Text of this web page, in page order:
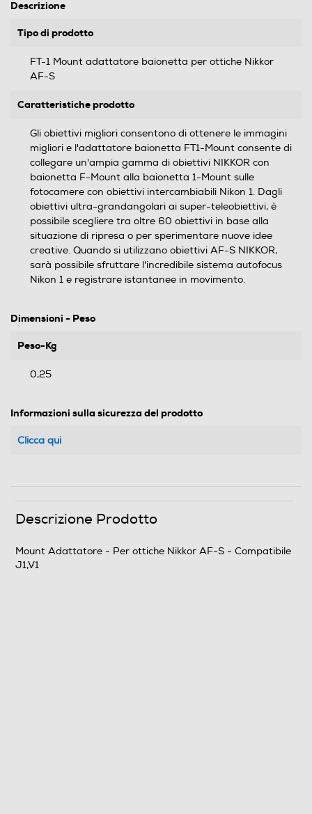
Descrizione
Tipo di prodotto
FT-1 Mount adattatore baionetta per ottiche Nikkor
AF-S
Caratteristiche prodotto
Gli obiettivi migliori consentono di ottenere le immagini
migliori e l'adattatore baionetta FT1-Mount consente di
collegare un'ampia gamma di obiettivi NIKKOR con
baionetta F-Mount alla baionetta 1-Mount sulle
fotocamere con obiettivi intercambiabili Nikon 1. Dagli
obiettivi ultra-grandangolari ai super-teleobiettivi, è
possibile scegliere tra oltre 60 obiettivi in base alla
situazione di ripresa o per sperimentare nuove idee
creative. Quando si utilizzano obiettivi AF-S NIKKOR,
sarà possibile sfruttare l'incredibile sistema autofocus
Nikon 1 e registrare istantanee in movimento.
Dimensioni - Peso
Peso-Kg
0,25
Informazioni sulla sicurezza del prodotto
Clicca qui
Descrizione Prodotto
Mount Adattatore - Per ottiche Nikkor AF-S - Compatibile
J1,V1